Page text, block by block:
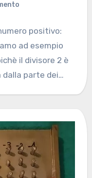
positivo:
ad esempio
il divisore 2 è
dalla parte dei…